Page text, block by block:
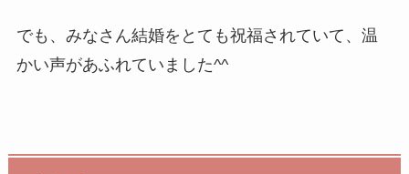
でも、みなさん結婚をとても祝福されていて、温
かい声があふれていました^^